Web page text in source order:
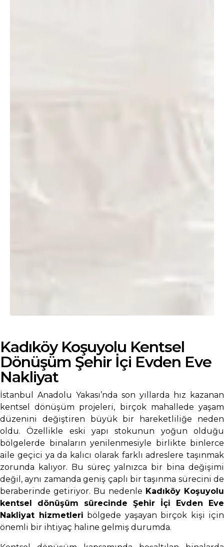
Kadıköy Koşuyolu Kentsel
Dönüşüm Şehir İçi Evden Eve
Nakliyat
İstanbul Anadolu Yakası’nda son yıllarda hız kazanan
kentsel dönüşüm projeleri, birçok mahallede yaşam
düzenini değiştiren büyük bir hareketliliğe neden
oldu. Özellikle eski yapı stokunun yoğun olduğu
bölgelerde binaların yenilenmesiyle birlikte binlerce
aile geçici ya da kalıcı olarak farklı adreslere taşınmak
zorunda kalıyor. Bu süreç yalnızca bir bina değişimi
değil, aynı zamanda geniş çaplı bir taşınma sürecini de
beraberinde getiriyor. Bu nedenle Kadıköy Koşuyolu
kentsel dönüşüm sürecinde Şehir İçi Evden Eve
Nakliyat hizmetleri bölgede yaşayan birçok kişi için
önemli bir ihtiyaç haline gelmiş durumda.